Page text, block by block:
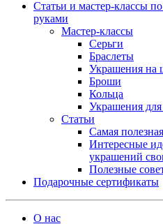
Статьи и мастер-классы
руками
Мастер-классы
Серьги
Браслеты
Украшения на
Броши
Кольца
Украшения для
Статьи
Самая
Интересные
украшений
Полезные
Подарочные сертификаты
О нас